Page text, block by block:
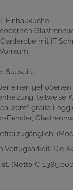
Einbauküche
mit IT
Südseite
einen
teilweise
20m² große
Fenster,
zugänglich.
Verfügbarkeit. Die
(Netto €